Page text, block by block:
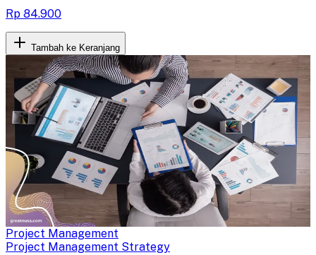
Rp 84.900
Tambah ke Keranjang
Project Management
Project Management Strategy